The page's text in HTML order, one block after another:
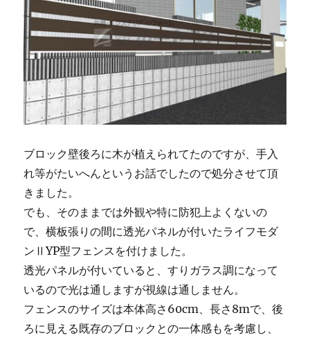
ブロック壁後ろに木が植えられてたのですが、手入
れ等がたいへんというお話でしたので処分させて頂
きました。
でも、そのままでは外観や特に防犯上よくないの
で、横板張りの間に透光パネルが付いたライフモダ
ンⅡYP型フェンスを付けました。
透光パネルが付いていると、すりガラス調になって
いるので光は通しますが視線は通しません。
フェンスのサイズは本体高さ60cm、長さ8mで、後
ろに見える既存のブロックとの一体感もを考慮し、